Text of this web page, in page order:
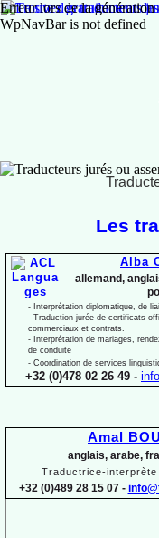
Erreur lors de la
WpNavBar is not defined
Les
Alba
allemand,
- Interprétation diplomatique, de
- Traduction jurée de certificats
commerciaux et contrats.
- Interprétation de mariages,
de conduite
- Coordination de services
+32 (0)478 02 26 49 -
Amal
anglais, arabe,
Traductrice-interprète
+32 (0)489 28 15 07 -